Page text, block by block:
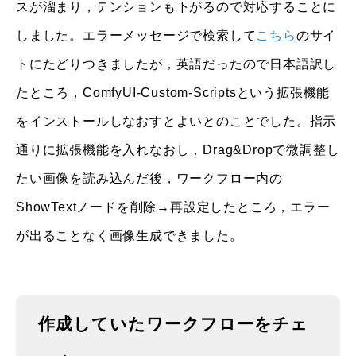
スが溜まり，テンションも下がるので対応することに
しました。エラーメッセージで検索して こちらのサイ
トにたどりつきましたが，英語だったので日本語訳し
たところ，ComfyUI-Custom-Scriptsという拡張機能
をインストールしなおすとよいとのことでした。指示
通りに拡張機能を入れなおし，Drag&Dropで微調整し
たい画像を読み込んだ後，ワークフロー内の
ShowTextノードを削除→再設定したところ，エラー
が出ることなく画像生成できました。
作成していたワークフローをチェ